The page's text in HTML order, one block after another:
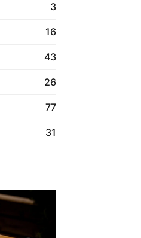
3
16
43
26
77
31